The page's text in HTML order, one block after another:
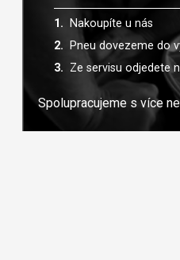
Nakoupíte u nás
Pneu dovezeme do
Ze servisu odjedete
Spolupracujeme s více